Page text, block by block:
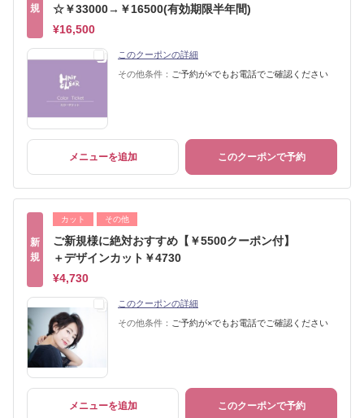
規
☆￥33000→￥16500(有効期限半年間)
¥16,500
このクーポンの詳細
その他条件： ご予約が×でもお電話でご確認ください
メニューを追加 このクーポンで予約
新
規
カット その他
ご新規様に絶対おすすめ【￥5500クーポン付】
＋デザインカット￥4730
¥4,730
このクーポンの詳細
その他条件： ご予約が×でもお電話でご確認ください
メニューを追加 このクーポンで予約